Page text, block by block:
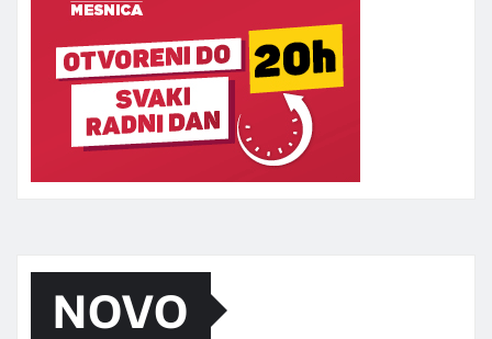
NOVO